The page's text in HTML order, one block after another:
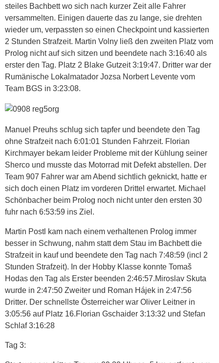
steiles Bachbett wo sich nach kurzer Zeit alle Fahrer
versammelten. Einigen dauerte das zu lange, sie drehten
wieder um, verpassten so einen Checkpoint und kassierten
2 Stunden Strafzeit. Martin Volny ließ den zweiten Platz vom
Prolog nicht auf sich sitzen und beendete nach 3:16:40 als
erster den Tag. Platz 2 Blake Gutzeit 3:19:47. Dritter war der
Rumänische Lokalmatador Jozsa Norbert Levente vom
Team BGS in 3:23:08.
Manuel Preuhs schlug sich tapfer und beendete den Tag
ohne Strafzeit nach 6:01:01 Stunden Fahrzeit. Florian
Kirchmayer bekam leider Probleme mit der Kühlung seiner
Sherco und musste das Motorrad mit Defekt abstellen. Der
Team 907 Fahrer war am Abend sichtlich geknickt, hatte er
sich doch einen Platz im vorderen Drittel erwartet. Michael
Schönbacher beim Prolog noch nicht unter den ersten 30
fuhr nach 6:53:59 ins Ziel.
Martin Postl kam nach einem verhaltenen Prolog immer
besser in Schwung, nahm statt dem Stau im Bachbett die
Strafzeit in kauf und beendete den Tag nach 7:48:59 (incl 2
Stunden Strafzeit). In der Hobby Klasse konnte Tomaš
Hodas den Tag als Erster beenden 2:46:57.Miroslav Skuta
wurde in 2:47:50 Zweiter und Roman Hájek in 2:47:56
Dritter. Der schnellste Österreicher war Oliver Leitner in
3:05:56 auf Platz 16.Florian Gschaider 3:13:32 und Stefan
Schlaf 3:16:28
Tag 3: